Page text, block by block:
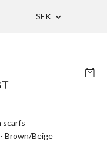
SEK
scarfs
Brown/Beige